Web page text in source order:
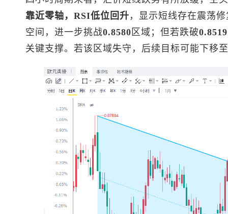
靠近零轴，RSI低位回升 ，显示短线存在震荡
空间，进一步挑战0.8580 区域；但若跌破0.8519
关键支撑。若该区域失守，后续目标可能下移至